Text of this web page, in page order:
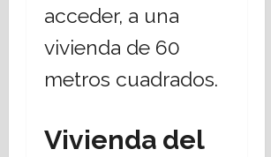
acceder, a una
vivienda de 60
metros cuadrados.
Vivienda del